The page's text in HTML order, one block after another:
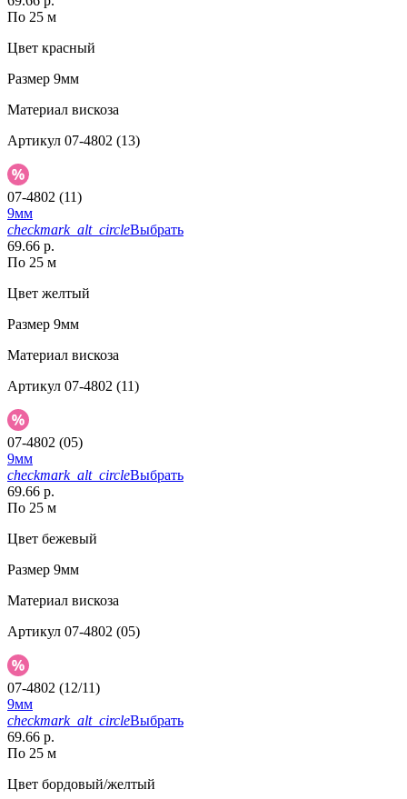
По 25 м
Цвет красный
Размер 9мм
Материал вискоза
Артикул 07-4802 (13)
07-4802 (11)
9мм
checkmark_alt_circleВыбрать
69.66 р.
По 25 м
Цвет желтый
Размер 9мм
Материал вискоза
Артикул 07-4802 (11)
07-4802 (05)
9мм
checkmark_alt_circleВыбрать
69.66 р.
По 25 м
Цвет бежевый
Размер 9мм
Материал вискоза
Артикул 07-4802 (05)
07-4802 (12/11)
9мм
checkmark_alt_circleВыбрать
69.66 р.
По 25 м
Цвет бордовый/желтый